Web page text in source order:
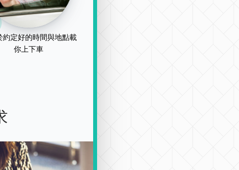
約定好的時間與地點載
你上下車